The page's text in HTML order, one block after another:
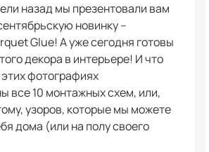
назад мы презентовали вам
новинку –
Glue! А уже сегодня готовы
декора в интерьере! И что
фотографиях
все 10 монтажных схем, или,
узоров, которые мы можете
дома (или на полу своего